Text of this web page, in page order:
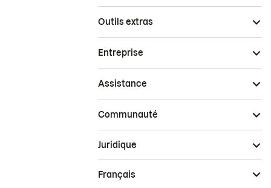
Outils extras
Entreprise
Assistance
Communauté
Juridique
Français